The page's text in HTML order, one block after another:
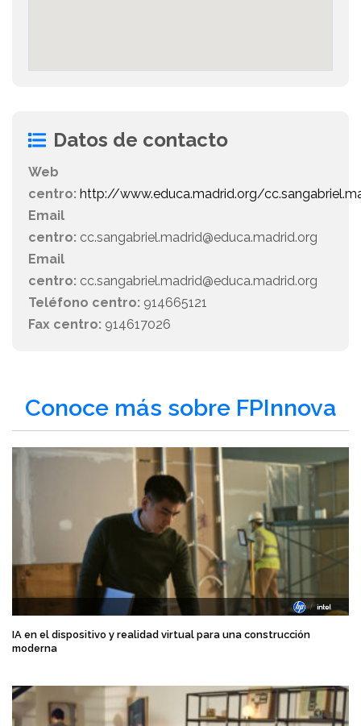
Datos de contacto
Web
centro: http://www.educa.madrid.org/
Email
centro: cc.sangabriel.madrid@educa.madrid.org
Email
centro: cc.sangabriel.madrid@educa.madrid.org
Teléfono centro: 914665121
Fax centro: 914617026
Conoce más sobre FPInnova
IA en el dispositivo y realidad virtual para una construcción
moderna